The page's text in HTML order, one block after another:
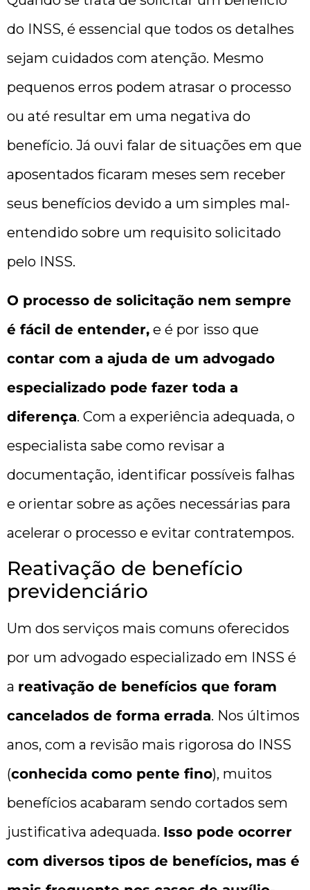
do INSS, é essencial que todos os detalhes
sejam cuidados com atenção. Mesmo
pequenos erros podem atrasar o processo
ou até resultar em uma negativa do
benefício. Já ouvi falar de situações em que
aposentados ficaram meses sem receber
seus benefícios devido a um simples mal-
entendido sobre um requisito solicitado
pelo INSS.
O processo de solicitação nem sempre
é fácil de entender, e é por isso que
contar com a ajuda de um advogado
especializado pode fazer toda a
diferença. Com a experiência adequada, o
especialista sabe como revisar a
documentação, identificar possíveis falhas
e orientar sobre as ações necessárias para
acelerar o processo e evitar contratempos.
Reativação de benefício
previdenciário
Um dos serviços mais comuns oferecidos
por um advogado especializado em INSS é
a reativação de benefícios que foram
cancelados de forma errada. Nos últimos
anos, com a revisão mais rigorosa do INSS
(conhecida como pente fino), muitos
benefícios acabaram sendo cortados sem
justificativa adequada. Isso pode ocorrer
com diversos tipos de benefícios, mas é